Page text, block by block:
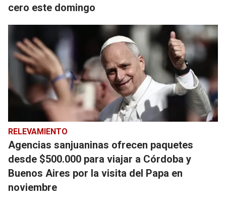
cero este domingo
RELEVAMIENTO
Agencias sanjuaninas ofrecen paquetes
desde $500.000 para viajar a Córdoba y
Buenos Aires por la visita del Papa en
noviembre